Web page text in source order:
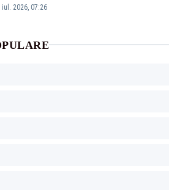
în stradă
iul. 2026, 07:26